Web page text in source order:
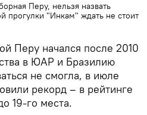
Перу, нельзя назвать
прогулки "Инкам" ждать не стоит
Перу начался после 2010
в ЮАР и Бразилию
не смогла, в июле
рекорд – в рейтинге
19-го места.